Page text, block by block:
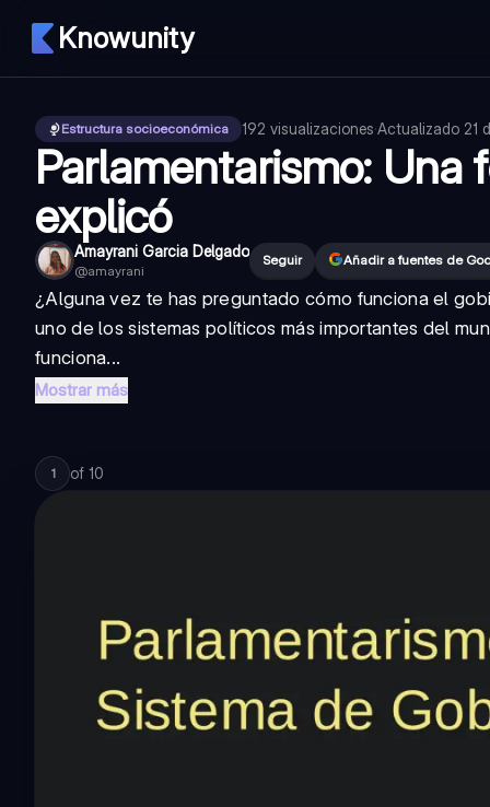
Knowunity
Estructura socioeconómica 192 visualizaciones·Actualizado 21
Parlamentarismo: Una
explicó
Amayrani Garcia Delgado
@amayrani
Seguir Añadir a fuentes de
¿Alguna vez te has preguntado cómo funciona el
uno de los sistemas políticos más importantes del
funciona...
Mostrar más
1 of 10